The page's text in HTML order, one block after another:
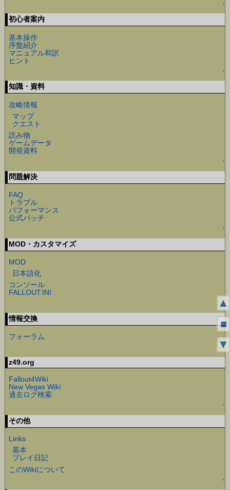
↑
初心者案内
基本操作
序盤紹介
マニュアル和訳
ヒント
↑
知識・資料
攻略情報
マップ
クエスト
読み物
ゲームデータ
開発資料
↑
問題解決
FAQ
トラブル
パフォーマンス
公式パッチ
↑
MOD・カスタマイズ
MOD
日本語化
コンソール
FALLOUT.INI
↑
情報交換
フォーラム
↑
z49.org
Fallout4Wiki
New Vegas Wiki
過去ログ検索
↑
その他
Links
基本
プレイ日記
このWikiについて
↑
▲
■
▼